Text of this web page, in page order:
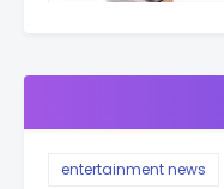
entertainment news